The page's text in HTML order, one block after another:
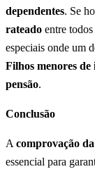
dependentes. Se
rateado entre
especiais onde um
Filhos menores de
pensão.
Conclusão
Acomprovação
essencial para